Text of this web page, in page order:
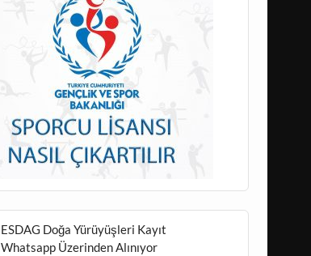
ESDAG Doğa Yürüyüşleri Kayıt
Whatsapp Üzerinden Alınıyor